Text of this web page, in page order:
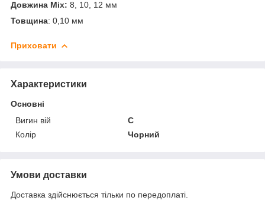
Довжина Mix: 8, 10, 12 мм
Товщина: 0,10 мм
Приховати
Характеристики
Основні
Вигин вій
C
Колір
Чорний
Умови доставки
Доставка здійснюється тільки по передоплаті.